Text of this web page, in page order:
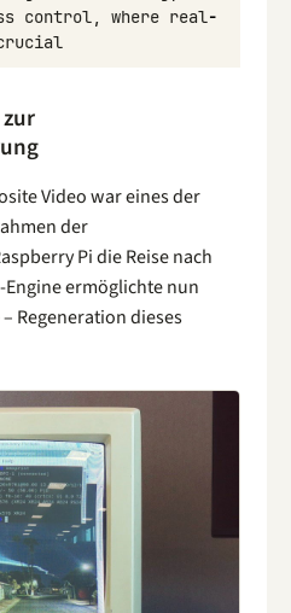
control, where real-
Video war eines der
der
Pi die Reise nach
ermöglichte nun
Regeneration dieses